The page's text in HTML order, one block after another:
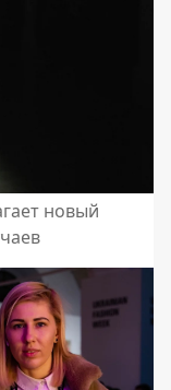
новый